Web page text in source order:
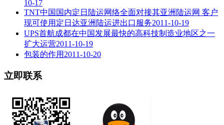
10-17
TNT中国国内定日陆运网络全面对接其亚洲陆运网 客户
现可使用定日达亚洲陆运进出口服务2011-10-19
UPS首航成都在中国发展最快的高科技制造业地区之一
扩大运营2011-10-19
包装的作用 2011-10-20
立即联系